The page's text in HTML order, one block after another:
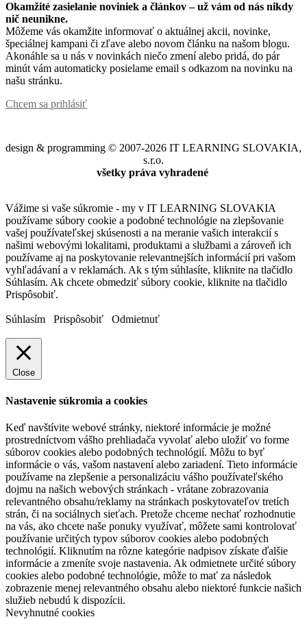
Okamžité zasielanie noviniek a článkov – už vám od nás nikdy
nič neunikne.
Môžeme vás okamžite informovať o aktuálnej akcii, novinke,
špeciálnej kampani či zľave alebo novom článku na našom blogu.
Akonáhle sa u nás v novinkách niečo zmení alebo pridá, do pár
minút vám automaticky posielame email s odkazom na novinku na
našu stránku.
Chcem sa prihlásiť
design & programming © 2007-2026 IT LEARNING SLOVAKIA,
s.r.o.
všetky práva vyhradené
Vážime si vaše súkromie - my v IT LEARNING SLOVAKIA
používame súbory cookie a podobné technológie na zlepšovanie
vašej používateľskej skúsenosti a na meranie vašich interakcií s
našimi webovými lokalitami, produktami a službami a zároveň ich
používame aj na poskytovanie relevantnejších informácií pri vašom
vyhľadávaní a v reklamách. Ak s tým súhlasíte, kliknite na tlačidlo
Súhlasím. Ak chcete obmedziť súbory cookie, kliknite na tlačidlo
Prispôsobiť.
Súhlasím Prispôsobiť Odmietnuť
Close
Nastavenie súkromia a cookies
Keď navštívite webové stránky, niektoré informácie je možné
prostredníctvom vášho prehliadača vyvolať alebo uložiť vo forme
súborov cookies alebo podobných technológií. Môžu to byť
informácie o vás, vašom nastavení alebo zariadení. Tieto informácie
používame na zlepšenie a personalizáciu vášho používateľského
dojmu na našich webových stránkach - vrátane zobrazovania
relevantného obsahu/reklamy na stránkach poskytovateľov tretích
strán, či na sociálnych sieťach. Pretože chceme nechať rozhodnutie
na vás, ako chcete naše ponuky využívať, môžete sami kontrolovať
používanie určitých typov súborov cookies alebo podobných
technológií. Kliknutím na rôzne kategórie nadpisov získate ďalšie
informácie a zmeníte svoje nastavenia. Ak odmietnete určité súbory
cookies alebo podobné technológie, môže to mať za následok
zobrazenie menej relevantného obsahu alebo niektoré funkcie našich
služieb nebudú k dispozícii.
Nevyhnutné cookies